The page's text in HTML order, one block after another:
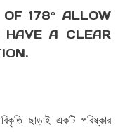
178º ALLOW
HAVE A CLEAR
ছাড়াই একটি পরিষ্কার